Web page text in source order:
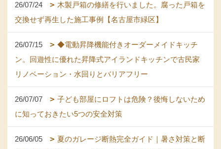
26/07/24
木製戸箱の修繕を行いました。腐った戸箱を
交換せず再生した施工事例【名古屋市緑区】
26/07/15
◆電動昇降機能付きオーダーメイドキッチ
ン。回遊性に優れた昇降式アイランドキッチンで古民家
リノベーション・水回りとバリアフリー
26/07/07
子ども部屋にロフトは危険？後悔しないため
に知っておきたい5つの安全対策
26/06/05
夏のガレージ断熱完全ガイド｜暑さ対策と断